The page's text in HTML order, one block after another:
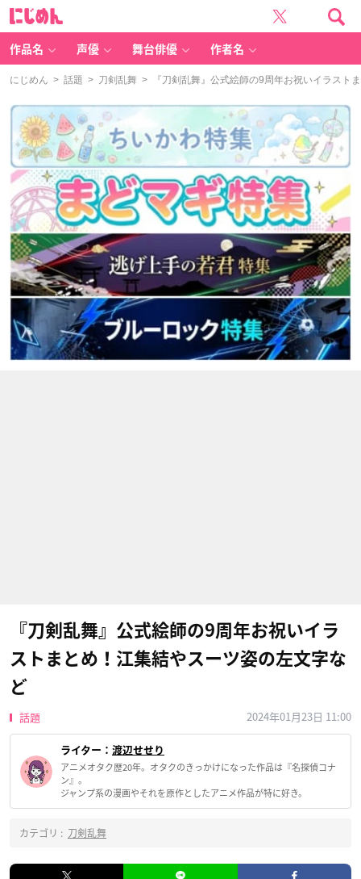
作品名 声優 舞台俳優 作者名
にじめん > 話題 > 刀剣乱舞 > 『刀剣乱舞』公式絵師の9周年お祝いイラスト
『刀剣乱舞』公式絵師の9周年お祝いイラ
ストまとめ！江集結やスーツ姿の左文字な
ど
話題 2024年01月23日 11:00
ライター： 渡辺せせり
アニメオタク歴20年。オタクのきっかけになった作品は『名探偵コナ
ン』。
ジャンプ系の漫画やそれを原作としたアニメ作品が特に好き。
カテゴリ : 刀剣乱舞